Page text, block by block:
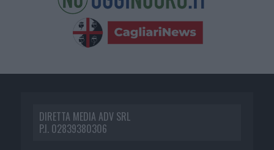
DIRETTA MEDIA ADV SRL
P.I. 02839380306